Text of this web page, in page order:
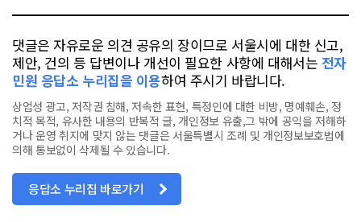
댓글은 자유로운 의견 공유의 장이므로 서울시에 대한 신고,
제안, 건의 등 답변이나 개선이 필요한 사항에 대해서는 전자
민원 응답소 누리집을 이용하여 주시기 바랍니다.
상업성 광고, 저작권 침해, 저속한 표현, 특정인에 대한 비방, 명예훼손, 정
치적 목적, 유사한 내용의 반복적 글, 개인정보 유출,그 밖에 공익을 저해하
거나 운영 취지에 맞지 않는 댓글은 서울특별시 조례 및 개인정보보호법에
의해 통보없이 삭제될 수 있습니다.
응답소 누리집 바로가기